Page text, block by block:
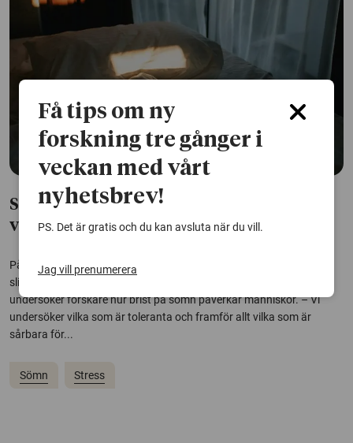
Sömnforskaren: Så får du bättre sömn i
vinter
På vintern tillbringar vi mer tid i sängen. Men det betyder inte att vi
slipper sömnproblem. På ett sömnlabb vid Stockholms universitet
undersöker forskare hur brist på sömn påverkar människor. – Vi
undersöker vilka som är toleranta och framför allt vilka som är
sårbara för...
Sömn Stress
Få tips om ny
forskning tre gånger i
veckan med vårt
nyhetsbrev!
PS. Det är gratis och du kan avsluta när du vill.
Jag vill prenumerera